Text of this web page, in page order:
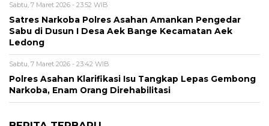
Sabtu, 7 Maret 2026 - 23:52 WIB
Satres Narkoba Polres Asahan Amankan Pengedar
Sabu di Dusun I Desa Aek Bange Kecamatan Aek
Ledong
Sabtu, 7 Maret 2026 - 23:42 WIB
Polres Asahan Klarifikasi Isu Tangkap Lepas Gembong
Narkoba, Enam Orang Direhabilitasi